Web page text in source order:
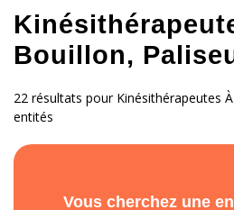
Bouillon,
22 résultats pour Kinésithérapeutes
entités
Vous cherchez une